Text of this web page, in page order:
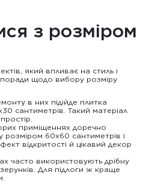
з розміром
який впливає на стиль і
щодо вибору розміру
в них підійде плитка
сантиметрів. Такий матеріал
приміщеннях доречно
розміром 60х60 сантиметрів і
відкритості й цікавий декор
часто використовують дрібну
Для підлоги ж краще